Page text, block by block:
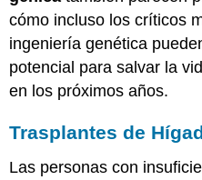
cómo incluso los críticos
ingeniería genética
potencial para salvar la
en los próximos años.
Trasplantes de
Las personas con